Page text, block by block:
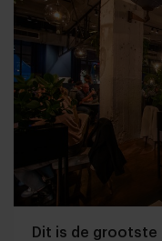
Dit is de grootste